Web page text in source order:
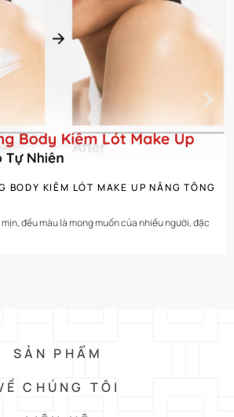
BODY KIÊM LÓT MAKE UP NÂNG TÔNG
đều màu là mong muốn của nhiều người, đặc
SẢN PHẨM
CHÚNG TÔI